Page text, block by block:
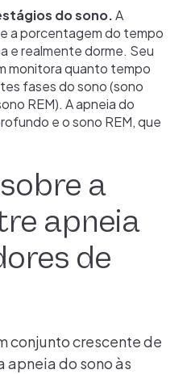
do sono.A
a porcentagem do tempo
e realmente dorme. Seu
monitora quanto tempo
fases do sono (sono
REM). A apneia do
e o sono REM, que
a
apneia
de
conjunto crescente de
apneia do sono às